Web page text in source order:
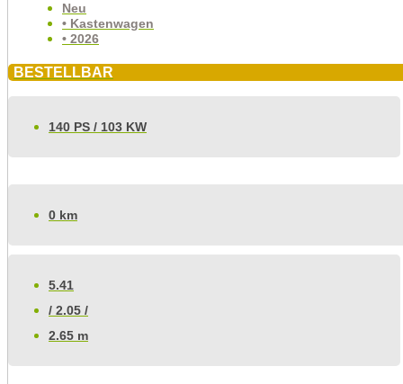
Neu
• Kastenwagen
• 2026
BESTELLBAR
140 PS / 103 KW
0 km
5.41
/ 2.05 /
2.65 m